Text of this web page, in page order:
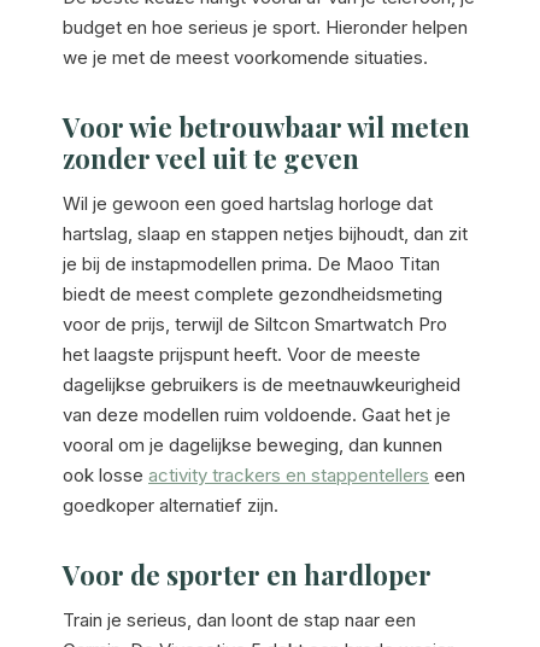
budget en hoe serieus je sport. Hieronder helpen
we je met de meest voorkomende situaties.
Voor wie betrouwbaar wil meten
zonder veel uit te geven
Wil je gewoon een goed hartslag horloge dat
hartslag, slaap en stappen netjes bijhoudt, dan zit
je bij de instapmodellen prima. De Maoo Titan
biedt de meest complete gezondheidsmeting
voor de prijs, terwijl de Siltcon Smartwatch Pro
het laagste prijspunt heeft. Voor de meeste
dagelijkse gebruikers is de meetnauwkeurigheid
van deze modellen ruim voldoende. Gaat het je
vooral om je dagelijkse beweging, dan kunnen
ook losse activity trackers en stappentellers een
goedkoper alternatief zijn.
Voor de sporter en hardloper
Train je serieus, dan loont de stap naar een